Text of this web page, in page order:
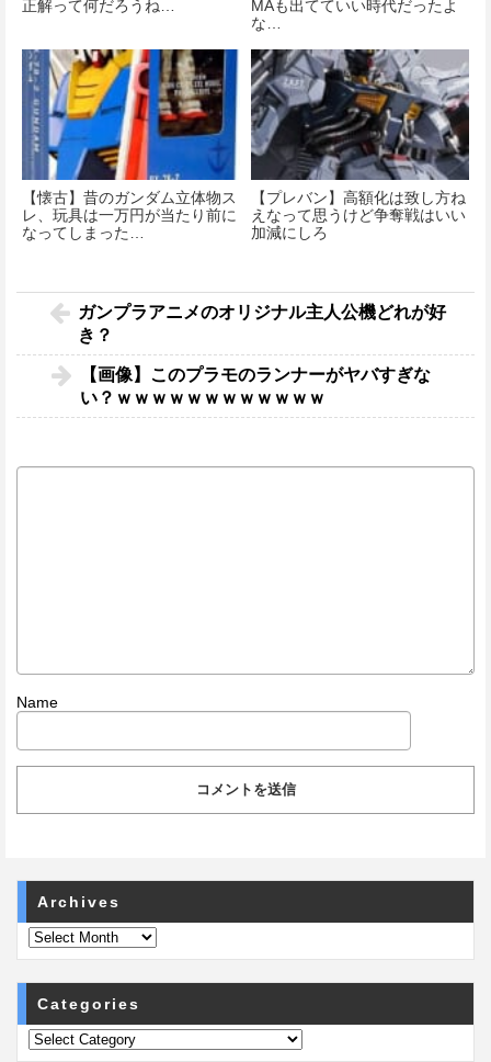
正解って何だろうね…
MAも出てていい時代だったよ
な…
【懐古】昔のガンダム立体物ス
レ、玩具は一万円が当たり前に
なってしまった…
【プレバン】高額化は致し方ね
えなって思うけど争奪戦はいい
加減にしろ
ガンプラアニメのオリジナル主人公機どれが好
き？
【画像】このプラモのランナーがヤバすぎな
い？ｗｗｗｗｗｗｗｗｗｗｗｗ
Name
Archives
Categories